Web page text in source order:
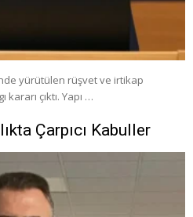
yürütülen rüşvet ve irtikap
çıktı. Yapı …
Çarpıcı Kabuller